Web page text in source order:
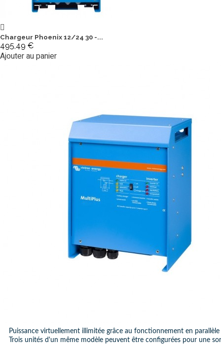
Chargeur Phoenix 12/24 30 -...
495,49 €
Ajouter au panier
Puissance virtuellement illimitée grâce au fonctionnement en parallèle
Trois unités d'un même modèle peuvent être configurées pour une